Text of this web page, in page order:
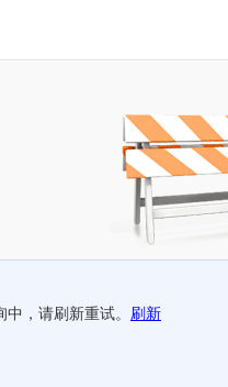
中，请刷新重试。 刷新